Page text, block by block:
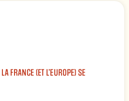
FRANCE (ET L’EUROPE) SE